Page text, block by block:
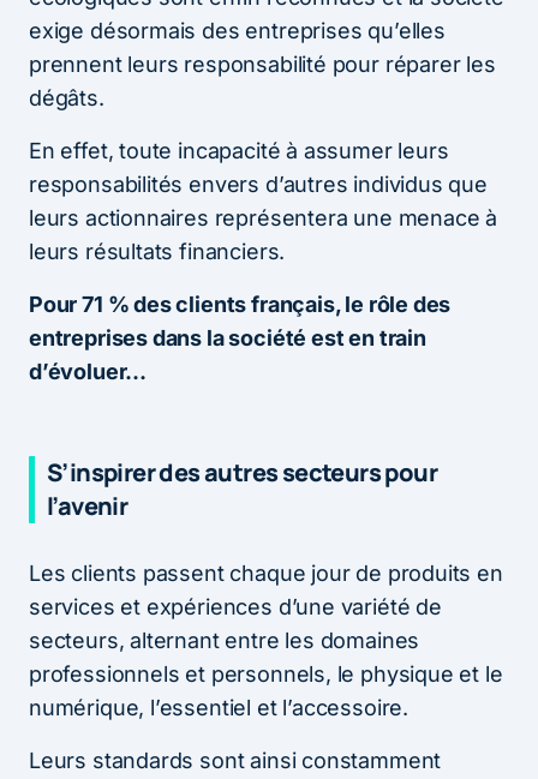
exige désormais des entreprises qu’elles
prennent leurs responsabilité pour réparer les
dégâts.
En effet, toute incapacité à assumer leurs
responsabilités envers d’autres individus que
leurs actionnaires représentera une menace à
leurs résultats financiers.
Pour 71 % des clients français, le rôle des
entreprises dans la société est en train
d’évoluer…
S’inspirer des autres secteurs pour
l’avenir
Les clients passent chaque jour de produits en
services et expériences d’une variété de
secteurs, alternant entre les domaines
professionnels et personnels, le physique et le
numérique, l’essentiel et l’accessoire.
Leurs standards sont ainsi constamment